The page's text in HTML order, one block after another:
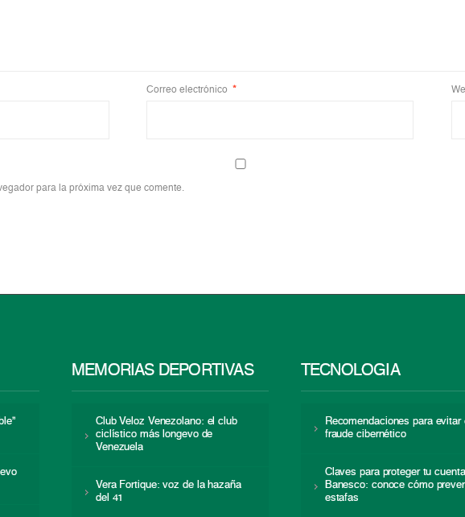
Correo electrónico *
para la próxima vez que comente.
MEMORIAS DEPORTIVAS
Club Veloz Venezolano: el club
ciclístico más longevo de
Venezuela
Vera Fortique: voz de la hazaña
del 41
TECNOLOGÍA
Recomendaciones para evitar
fraude cibernético
Claves para proteger tu cuenta
Banesco: conoce cómo
estafas